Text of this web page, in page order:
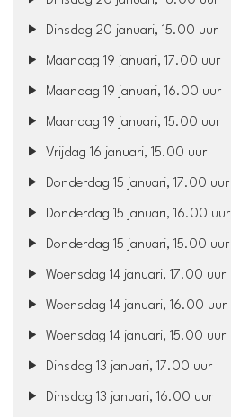
Dinsdag 20 januari, 15.00 uur
Maandag 19 januari, 17.00 uur
Maandag 19 januari, 16.00 uur
Maandag 19 januari, 15.00 uur
Vrijdag 16 januari, 15.00 uur
Donderdag 15 januari, 17.00 uur
Donderdag 15 januari, 16.00 uur
Donderdag 15 januari, 15.00 uur
Woensdag 14 januari, 17.00 uur
Woensdag 14 januari, 16.00 uur
Woensdag 14 januari, 15.00 uur
Dinsdag 13 januari, 17.00 uur
Dinsdag 13 januari, 16.00 uur